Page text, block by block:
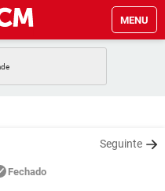
MENU
GMAIL
WHATSAPP
Seguinte
Fechado